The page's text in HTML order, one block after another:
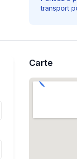
transport
Carte